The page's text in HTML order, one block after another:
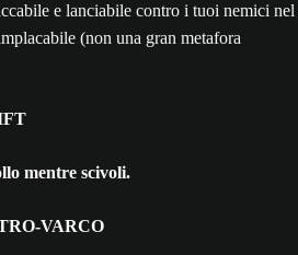
e lanciabile contro i tuoi nemici nel
(non una gran metafora
mentre scivoli.
VARCO